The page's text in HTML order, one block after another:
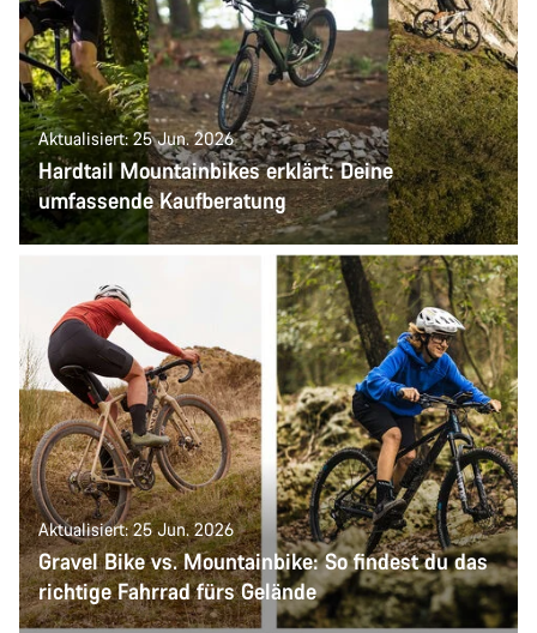
Aktualisiert: 25 Jun. 2026
Hardtail Mountainbikes erklärt: Deine
umfassende Kaufberatung
Aktualisiert: 25 Jun. 2026
Gravel Bike vs. Mountainbike: So findest du das
richtige Fahrrad fürs Gelände